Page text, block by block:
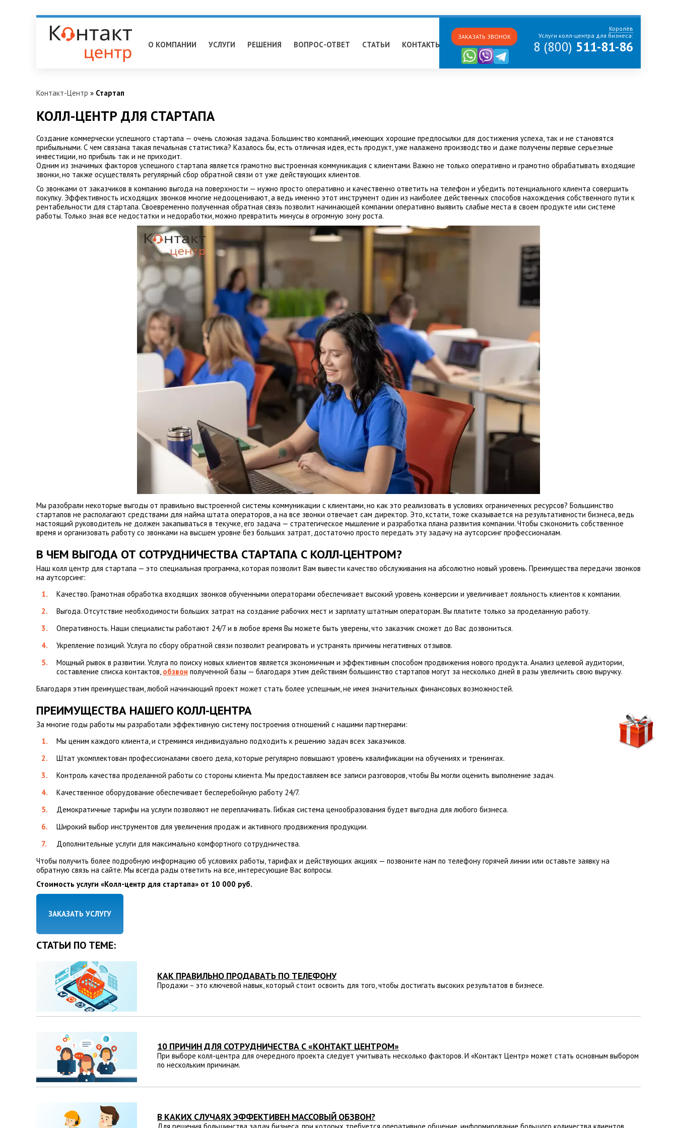
О КОМПАНИИ УСЛУГИ РЕШЕНИЯ ВОПРОС-ОТВЕТ СТАТЬИ КОНТАКТЫ
ЗАКАЗАТЬ ЗВОНОК
Королёв
Услуги колл-центра для бизнеса:
8 (800) 511-81-86
Контакт-Центр » Стартап
КОЛЛ-ЦЕНТР ДЛЯ СТАРТАПА
Создание коммерчески успешного стартапа — очень сложная задача. Большинство компаний, имеющих хорошие предпосылки для достижения успеха, так и не становятся
прибыльными. С чем связана такая печальная статистика? Казалось бы, есть отличная идея, есть продукт, уже налажено производство и даже получены первые серьезные
инвестиции, но прибыль так и не приходит.
Одним из значимых факторов успешного стартапа является грамотно выстроенная коммуникация с клиентами. Важно не только оперативно и грамотно обрабатывать входящие
звонки, но также осуществлять регулярный сбор обратной связи от уже действующих клиентов.
Со звонками от заказчиков в компанию выгода на поверхности — нужно просто оперативно и качественно ответить на телефон и убедить потенциального клиента совершить
покупку. Эффективность исходящих звонков многие недооценивают, а ведь именно этот инструмент один из наиболее действенных способов нахождения собственного пути к
рентабельности для стартапа. Своевременно полученная обратная связь позволит начинающей компании оперативно выявить слабые места в своем продукте или системе
работы. Только зная все недостатки и недоработки, можно превратить минусы в огромную зону роста.
Мы разобрали некоторые выгоды от правильно выстроенной системы коммуникации с клиентами, но как это реализовать в условиях ограниченных ресурсов? Большинство
стартапов не располагают средствами для найма штата операторов, а на все звонки отвечает сам директор. Это, кстати, тоже сказывается на результативности бизнеса, ведь
настоящий руководитель не должен закапываться в текучке, его задача — стратегическое мышление и разработка плана развития компании. Чтобы сэкономить собственное
время и организовать работу со звонками на высшем уровне без больших затрат, достаточно просто передать эту задачу на аутсорсинг профессионалам.
В ЧЕМ ВЫГОДА ОТ СОТРУДНИЧЕСТВА СТАРТАПА С КОЛЛ-ЦЕНТРОМ?
Наш колл центр для стартапа — это специальная программа, которая позволит Вам вывести качество обслуживания на абсолютно новый уровень. Преимущества передачи звонков
на аутсорсинг:
Качество. Грамотная обработка входящих звонков обученными операторами обеспечивает высокий уровень конверсии и увеличивает лояльность клиентов к компании.
Выгода. Отсутствие необходимости больших затрат на создание рабочих мест и зарплату штатным операторам. Вы платите только за проделанную работу.
Оперативность. Наши специалисты работают 24/7 и в любое время Вы можете быть уверены, что заказчик сможет до Вас дозвониться.
Укрепление позиций. Услуга по сбору обратной связи позволит реагировать и устранять причины негативных отзывов.
Мощный рывок в развитии. Услуга по поиску новых клиентов является экономичным и эффективным способом продвижения нового продукта. Анализ целевой аудитории,
составление списка контактов, обзвон полученной базы — благодаря этим действиям большинство стартапов могут за несколько дней в разы увеличить свою выручку.
Благодаря этим преимуществам, любой начинающий проект может стать более успешным, не имея значительных финансовых возможностей.
ПРЕИМУЩЕСТВА НАШЕГО КОЛЛ-ЦЕНТРА
За многие годы работы мы разработали эффективную систему построения отношений с нашими партнерами:
Мы ценим каждого клиента, и стремимся индивидуально подходить к решению задач всех заказчиков.
Штат укомплектован профессионалами своего дела, которые регулярно повышают уровень квалификации на обучениях и тренингах.
Контроль качества проделанной работы со стороны клиента. Мы предоставляем все записи разговоров, чтобы Вы могли оценить выполнение задач.
Качественное оборудование обеспечивает бесперебойную работу 24/7.
Демократичные тарифы на услуги позволяют не переплачивать. Гибкая система ценообразования будет выгодна для любого бизнеса.
Широкий выбор инструментов для увеличения продаж и активного продвижения продукции.
Дополнительные услуги для максимально комфортного сотрудничества.
Чтобы получить более подробную информацию об условиях работы, тарифах и действующих акциях — позвоните нам по телефону горячей линии или оставьте заявку на
обратную связь на сайте. Мы всегда рады ответить на все, интересующие Вас вопросы.
Стоимость услуги «Колл-центр для стартапа» от 10 000 руб.
ЗАКАЗАТЬ УСЛУГУ
СТАТЬИ ПО ТЕМЕ:
КАК ПРАВИЛЬНО ПРОДАВАТЬ ПО ТЕЛЕФОНУ
Продажи – это ключевой навык, который стоит освоить для того, чтобы достигать высоких результатов в бизнесе.
10 ПРИЧИН ДЛЯ СОТРУДНИЧЕСТВА С «КОНТАКТ ЦЕНТРОМ»
При выборе колл-центра для очередного проекта следует учитывать несколько факторов. И «Контакт Центр» может стать основным выбором
по нескольким причинам.
В КАКИХ СЛУЧАЯХ ЭФФЕКТИВЕН МАССОВЫЙ ОБЗВОН?